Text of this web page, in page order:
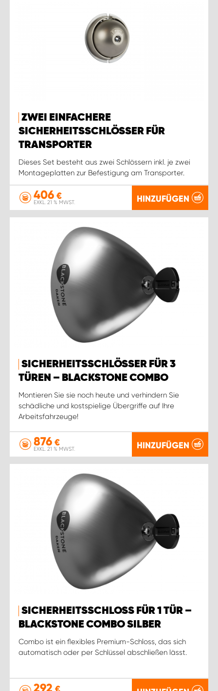
ZWEI EINFACHERE
SICHERHEITSSCHLÖSSER FÜR
TRANSPORTER
Dieses Set besteht aus zwei Schlössern inkl. je zwei
Montageplatten zur Befestigung am Transporter.
406 €
EXKL. 21 % MWST. HINZUFÜGEN
SICHERHEITSSCHLÖSSER FÜR 3
TÜREN – BLACKSTONE COMBO
Montieren Sie sie noch heute und verhindern Sie
schädliche und kostspielige Übergriffe auf Ihre
Arbeitsfahrzeuge!
876 €
EXKL. 21 % MWST. HINZUFÜGEN
SICHERHEITSSCHLOSS FÜR 1 TÜR –
BLACKSTONE COMBO SILBER
Combo ist ein flexibles Premium-Schloss, das sich
automatisch oder per Schlüssel abschließen lässt.
292